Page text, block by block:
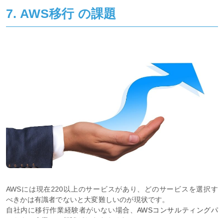
7. AWS移行 の課題
AWSには現在220以上のサービスがあり、どのサービスを選択す
べきかは有識者でないと大変難しいのが現状です。
自社内に移行作業経験者がいない場合、AWSコンサルティングパ